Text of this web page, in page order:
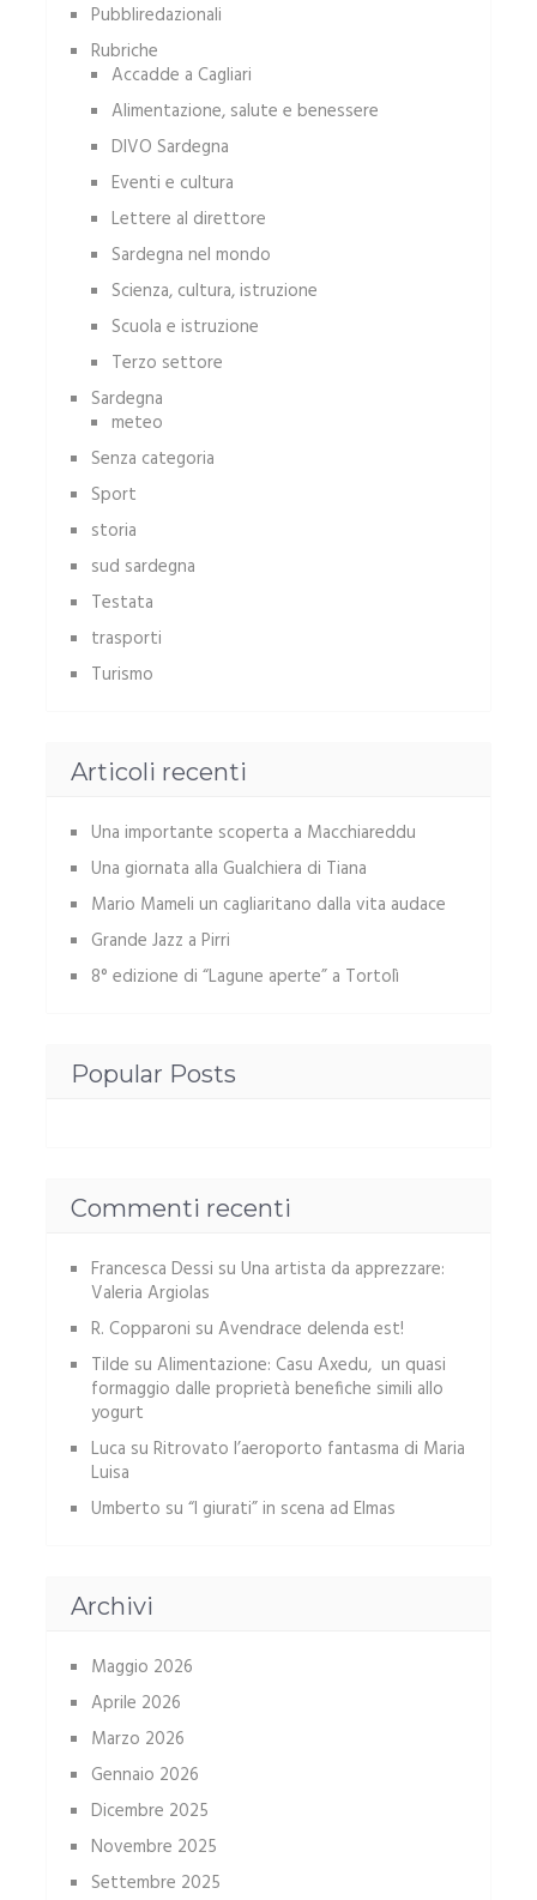
Pubbliredazionali
Rubriche
Accadde a Cagliari
Alimentazione, salute e benessere
DIVO Sardegna
Eventi e cultura
Lettere al direttore
Sardegna nel mondo
Scienza, cultura, istruzione
Scuola e istruzione
Terzo settore
Sardegna
meteo
Senza categoria
Sport
storia
sud sardegna
Testata
trasporti
Turismo
Articoli recenti
Una importante scoperta a Macchiareddu
Una giornata alla Gualchiera di Tiana
Mario Mameli un cagliaritano dalla vita audace
Grande Jazz a Pirri
8° edizione di “Lagune aperte” a Tortolì
Popular Posts
Commenti recenti
Francesca Dessi su Una artista da apprezzare:
Valeria Argiolas
R. Copparoni su Avendrace delenda est!
Tilde su Alimentazione: Casu Axedu, un quasi
formaggio dalle proprietà benefiche simili allo
yogurt
Luca su Ritrovato l’aeroporto fantasma di Maria
Luisa
Umberto su “I giurati” in scena ad Elmas
Archivi
Maggio 2026
Aprile 2026
Marzo 2026
Gennaio 2026
Dicembre 2025
Novembre 2025
Settembre 2025